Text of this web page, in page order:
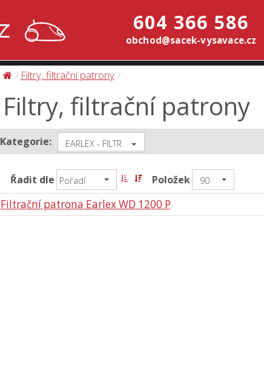
604 366 586
obchod@sacek-vysavace.cz
Filtry, filtrační patrony
Filtry, filtrační patrony
Kategorie: EARLEX - FILTR
Řadit dle Pořadí Položek 90
Filtrační patrona Earlex WD 1200 P